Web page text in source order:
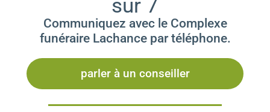
sur 7
Communiquez avec le Complexe
funéraire Lachance par téléphone.
parler à un conseiller